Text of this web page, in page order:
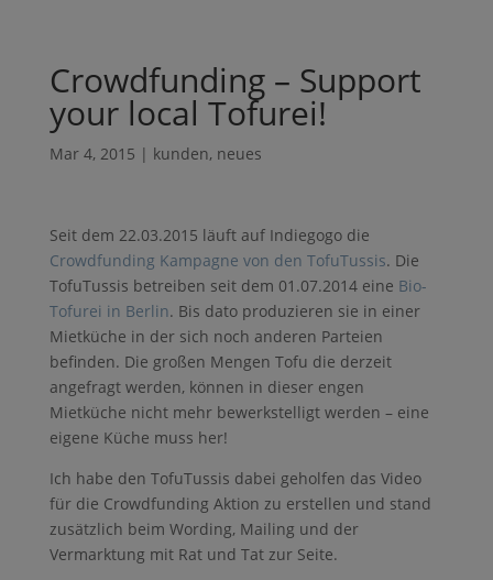
Crowdfunding – Support
your local Tofurei!
Mar 4, 2015 | kunden, neues
Seit dem 22.03.2015 läuft auf Indiegogo die
Crowdfunding Kampagne von den TofuTussis. Die
TofuTussis betreiben seit dem 01.07.2014 eine Bio-
Tofurei in Berlin. Bis dato produzieren sie in einer
Mietküche in der sich noch anderen Parteien
befinden. Die großen Mengen Tofu die derzeit
angefragt werden, können in dieser engen
Mietküche nicht mehr bewerkstelligt werden – eine
eigene Küche muss her!
Ich habe den TofuTussis dabei geholfen das Video
für die Crowdfunding Aktion zu erstellen und stand
zusätzlich beim Wording, Mailing und der
Vermarktung mit Rat und Tat zur Seite.